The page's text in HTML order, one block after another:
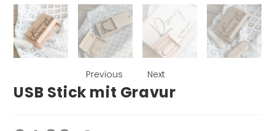
Previous Next
USB Stick mit Gravur